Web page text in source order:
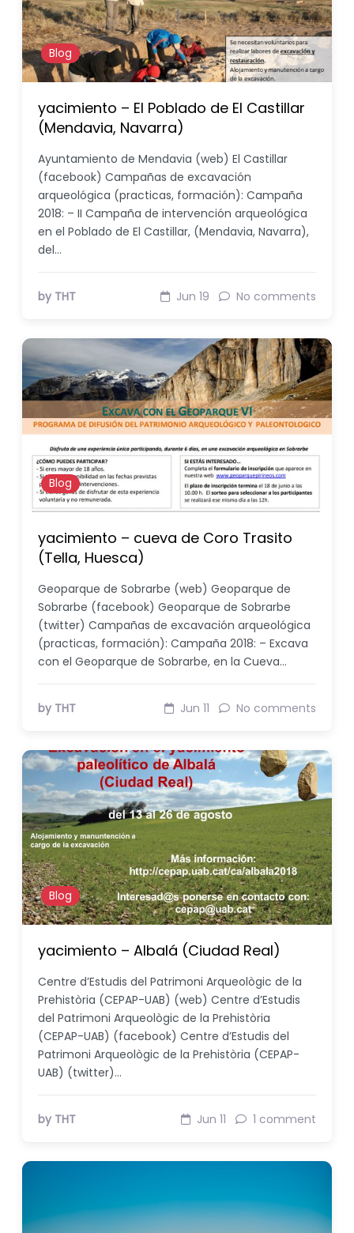
Blog
yacimiento – El Poblado de El Castillar
(Mendavia, Navarra)
Ayuntamiento de Mendavia (web) El Castillar
(facebook) Campañas de excavación
arqueológica (practicas, formación): Campaña
2018: – II Campaña de intervención arqueológica
en el Poblado de El Castillar, (Mendavia, Navarra),
del…
by THT Jun 19 No comments
Blog
yacimiento – cueva de Coro Trasito
(Tella, Huesca)
Geoparque de Sobrarbe (web) Geoparque de
Sobrarbe (facebook) Geoparque de Sobrarbe
(twitter) Campañas de excavación arqueológica
(practicas, formación): Campaña 2018: – Excava
con el Geoparque de Sobrarbe, en la Cueva…
by THT Jun 11 No comments
Blog
yacimiento – Albalá (Ciudad Real)
Centre d’Estudis del Patrimoni Arqueològic de la
Prehistòria (CEPAP-UAB) (web) Centre d’Estudis
del Patrimoni Arqueològic de la Prehistòria
(CEPAP-UAB) (facebook) Centre d’Estudis del
Patrimoni Arqueològic de la Prehistòria (CEPAP-
UAB) (twitter)…
by THT Jun 11 1 comment